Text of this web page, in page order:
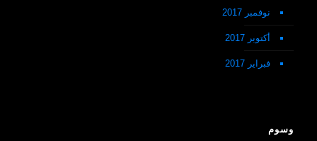
نوفمبر 2017
أكتوبر 2017
فبراير 2017
وسوم